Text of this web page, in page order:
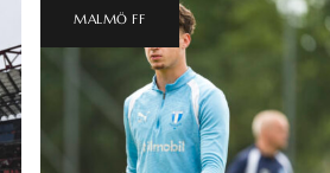
MALMÖ FF